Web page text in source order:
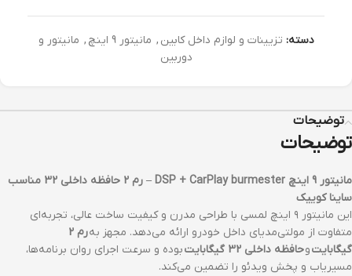
دسته: تزیینات و لوازم داخل کابین , مانیتور 9 اینچ , مانیتور و
دوربین
توضیحات
توضیحات
مانیتور 9 اینچ DSP + CarPlay burmester – رم 2 حافظه داخلی 32 مناسب
ساینا کوییک
این مانیتور ۹ اینچ لمسی با طراحی مدرن و کیفیت ساخت عالی، تجربه‌ای
متفاوت از مولتی‌مدیای داخل خودرو ارائه می‌دهد. مجهز به
رم 2
گیگابایتوحافظه داخلی 32 گیگابایت
بوده و سرعت اجرای روان برنامه‌ها،
مسیریاب و پخش ویدئو را تضمین می‌کند.